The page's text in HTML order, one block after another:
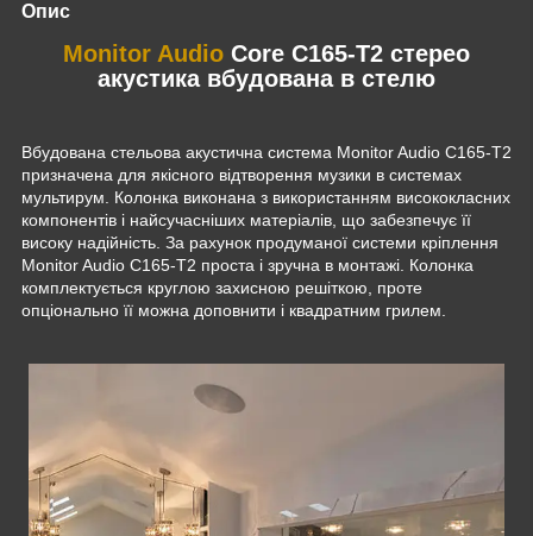
Опис
Monitor Audio Core C165-T2 стерео
акустика вбудована в стелю
Вбудована стельова акустична система Monitor Audio C165-T2
призначена для якісного відтворення музики в системах
мультирум. Колонка виконана з використанням висококласних
компонентів і найсучасніших матеріалів, що забезпечує її
високу надійність. За рахунок продуманої системи кріплення
Monitor Audio C165-T2 проста і зручна в монтажі. Колонка
комплектується круглою захисною решіткою, проте
опціонально її можна доповнити і квадратним грилем.